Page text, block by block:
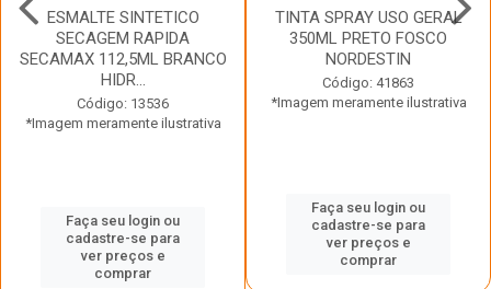
ESMALTE SINTETICO
SECAGEM RAPIDA
SECAMAX 112,5ML BRANCO
HIDR...
Código: 13536
*Imagem meramente ilustrativa
Faça seu login ou
cadastre-se para
ver preços e
comprar
TINTA SPRAY USO GERAL
350ML PRETO FOSCO
NORDESTIN
Código: 41863
*Imagem meramente ilustrativa
Faça seu login ou
cadastre-se para
ver preços e
comprar